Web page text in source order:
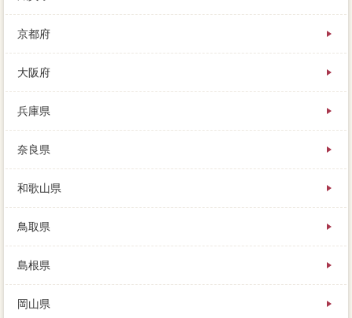
京都府
大阪府
兵庫県
奈良県
和歌山県
鳥取県
島根県
岡山県